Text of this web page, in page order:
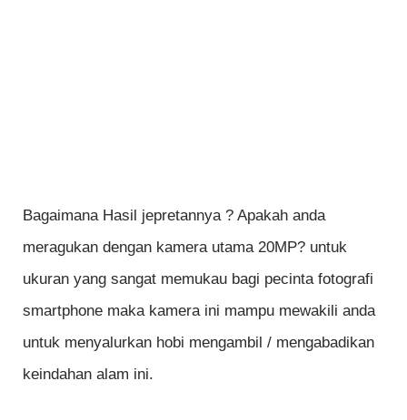
Bagaimana Hasil jepretannya ? Apakah anda
meragukan dengan kamera utama 20MP? untuk
ukuran yang sangat memukau bagi pecinta fotografi
smartphone maka kamera ini mampu mewakili anda
untuk menyalurkan hobi mengambil / mengabadikan
keindahan alam ini.